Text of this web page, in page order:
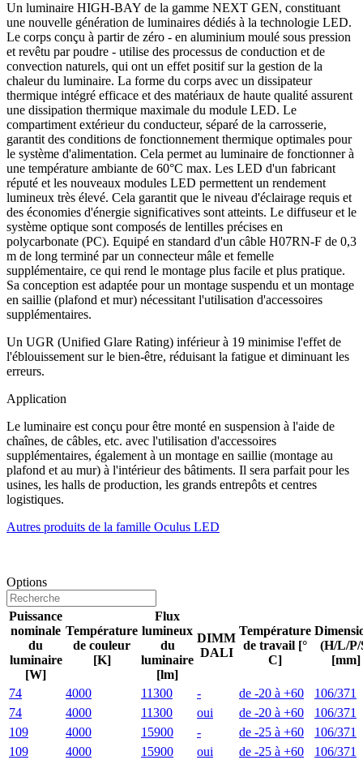
Un luminaire HIGH-BAY de la gamme NEXT GEN, constituant
une nouvelle génération de luminaires dédiés à la technologie LED.
Le corps conçu à partir de zéro - en aluminium moulé sous pression
et revêtu par poudre - utilise des processus de conduction et de
convection naturels, qui ont un effet positif sur la gestion de la
chaleur du luminaire. La forme du corps avec un dissipateur
thermique intégré efficace et des matériaux de haute qualité assurent
une dissipation thermique maximale du module LED. Le
compartiment extérieur du conducteur, séparé de la carrosserie,
garantit des conditions de fonctionnement thermique optimales pour
le système d'alimentation. Cela permet au luminaire de fonctionner à
une température ambiante de 60°C max. Les LED d'un fabricant
réputé et les nouveaux modules LED permettent un rendement
lumineux très élevé. Cela garantit que le niveau d'éclairage requis et
des économies d'énergie significatives sont atteints. Le diffuseur et le
système optique sont composés de lentilles précises en
polycarbonate (PC). Equipé en standard d'un câble H07RN-F de 0,3
m de long terminé par un connecteur mâle et femelle
supplémentaire, ce qui rend le montage plus facile et plus pratique.
Sa conception est adaptée pour un montage suspendu et un montage
en saillie (plafond et mur) nécessitant l'utilisation d'accessoires
supplémentaires.
Un UGR (Unified Glare Rating) inférieur à 19 minimise l'effet de
l'éblouissement sur le bien-être, réduisant la fatigue et diminuant les
erreurs.
Application
Le luminaire est conçu pour être monté en suspension à l'aide de
chaînes, de câbles, etc. avec l'utilisation d'accessoires
supplémentaires, également à un montage en saillie (montage au
plafond et au mur) à l'intérieur des bâtiments. Il sera parfait pour les
usines, les halls de production, les grands entrepôts et centres
logistiques.
Autres produits de la famille Oculus LED
Options
Puissance
nominale
du
luminaire
[W]
Température
de couleur
[K]
Flux
lumineux
du
luminaire
[lm]
DIMM
DALI
Température
de travail [°
C]
(H/L/P/
[mm]
74 4000 11300 - de -20 à +60
106/371
74
4000 11300 oui de -20 à +60
106/371
109
4000 15900 - de -25 à +60
106/371
109
4000 15900 oui de -25 à +60
106/371